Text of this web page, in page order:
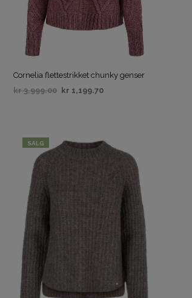
U
K
T
E
R
H
U
R
Cornelia flettestrikket chunky genser
kr3,999.00 kr 1,199.70
SALG